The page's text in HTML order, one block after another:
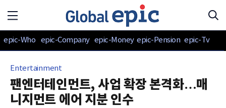
epic-Who epic-Company epic-Money epic-Pension epic-Tv
Entertainment
팬엔터테인먼트, 사업 확장 본격화…매
니지먼트 에어 지분 인수